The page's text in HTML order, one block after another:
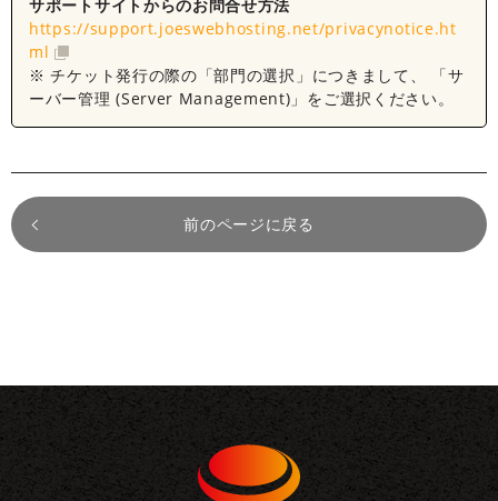
サポートサイトからのお問合せ方法
https://support.joeswebhosting.net/privacynotice.ht
ml
※ チケット発行の際の「部門の選択」につきまして、 「サ
ーバー管理 (Server Management)」をご選択ください。
前のページに戻る